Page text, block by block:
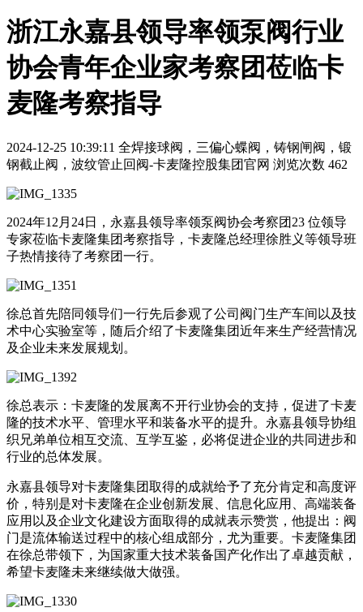
浙江永嘉县领导率领泵阀行业
协会青年企业家考察团莅临卡
麦隆考察指导
2024-12-25 10:39:11 全焊接球阀，三偏心蝶阀，铸钢闸阀，锻
钢截止阀，波纹管止回阀-卡麦隆控股集团官网 浏览次数 462
2024年12月24日，永嘉县领导率领泵阀协会考察团23 位领导
专家莅临卡麦隆集团考察指导，卡麦隆总经理徐胜义等领导班
子热情接待了考察团一行。
徐总首先陪同领导们一行先后参观了公司阀门生产车间以及技
术中心实验室等，随后介绍了卡麦隆集团近年来生产经营情况
及企业未来发展规划。
徐总表示：卡麦隆的发展离不开行业协会的支持，促进了卡麦
隆的技术水平、管理水平和装备水平的提升。永嘉县领导协组
织兄弟单位相互交流、互学互鉴，必将促进企业的共同进步和
行业的总体发展。
永嘉县领导对卡麦隆集团取得的成就给予了充分肯定和高度评
价，特别是对卡麦隆在企业创新发展、信息化应用、高端装备
应用以及企业文化建设方面取得的成就表示赞赏，他提出：阀
门是流体输送过程中的核心组成部分，尤为重要。卡麦隆集团
在徐总带领下，为国家重大技术装备国产化作出了卓越贡献，
希望卡麦隆未来继续做大做强。